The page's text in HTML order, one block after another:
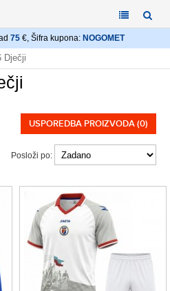
75 €, Šifra kupona: NOGOMET
Dječji
USPOREDBA PROIZVODA (0)
Posloži po: